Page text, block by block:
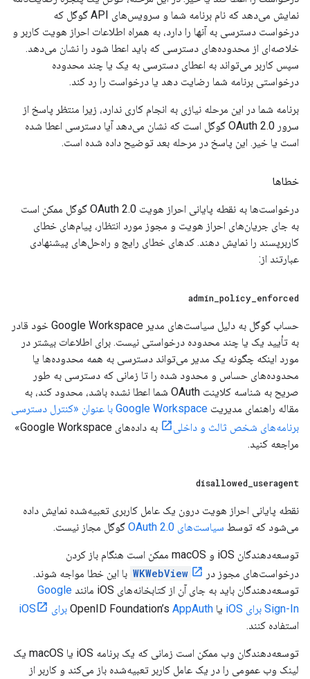
نمایش می‌دهد که نام برنامه شما و سرویس‌های API گوگل که
درخواست دسترسی به آنها را دارد، به همراه اطلاعات احراز هویت کاربر و
خلاصه‌ای از محدوده‌های دسترسی که باید اعطا شود را نشان می‌دهد.
سپس کاربر می‌تواند به اعطای دسترسی به یک یا چند محدوده
درخواستی برنامه شما رضایت دهد یا درخواست را رد کند.
برنامه شما در این مرحله نیازی به انجام کاری ندارد، زیرا منتظر پاسخ از
سرور OAuth 2.0 گوگل است که نشان می‌دهد آیا دسترسی اعطا شده
است یا خیر. این پاسخ در مرحله بعد توضیح داده شده است.
خطاها
درخواست‌ها به نقطه پایانی احراز هویت OAuth 2.0 گوگل ممکن است
به جای جریان‌های احراز هویت و مجوز مورد انتظار، پیام‌های خطای
کاربرپسند را نمایش دهند. کدهای خطای رایج و راه‌حل‌های پیشنهادی
عبارتند از:
admin policy enforced
حساب گوگل به دلیل سیاست‌های مدیر Google Workspace خود قادر
به تأیید یک یا چند محدوده درخواستی نیست. برای اطلاعات بیشتر در
مورد اینکه چگونه یک مدیر می‌تواند دسترسی به همه محدوده‌ها یا
محدوده‌های حساس و محدود شده را تا زمانی که دسترسی به طور
صریح به شناسه کلاینت OAuth شما اعطا نشده باشد، محدود کند، به
مقاله راهنمای مدیریت
Google Workspace با عنوان «کنترل دسترسی
برنامه‌های شخص ثالث و داخلی
به داده‌های Google Workspace»
مراجعه کنید.
disallowed useragent
نقطه پایانی احراز هویت درون یک عامل کاربری تعبیه‌شده نمایش داده
می‌شود که توسط سیاست‌های OAuth 2.0 گوگل مجاز نیست.
توسعه‌دهندگان iOS و macOS ممکن است هنگام باز کردن
درخواست‌های مجوز در
WKWebView با این خطا مواجه شوند.
توسعه‌دهندگان باید به جای آن از کتابخانه‌های iOS مانند
Google
Sign-In برای iOS
یا OpenID Foundation’s AppAuth برای iOS
استفاده کنند.
توسعه‌دهندگان وب ممکن است زمانی که یک برنامه iOS یا macOS یک
لینک وب عمومی را در یک عامل کاربر تعبیه‌شده باز می‌کند و کاربر از